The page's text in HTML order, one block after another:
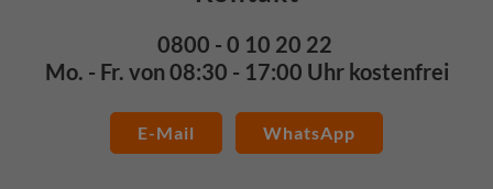
0800 - 0 10 20 22
Mo. - Fr. von 08:30 - 17:00 Uhr kostenfrei
E-Mail WhatsApp